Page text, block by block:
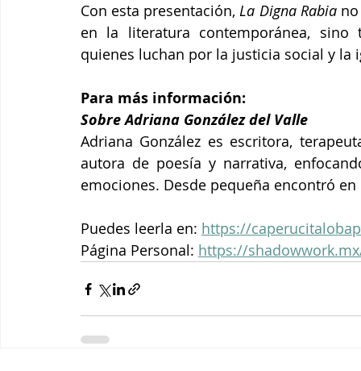
Con esta presentación, La Digna Rabia no
en la literatura contemporánea,
quienes luchan por la justicia social y la
Para más información:
Sobre Adriana González del Valle
Adriana González es escritora,
autora de poesía y narrativa,
emociones. Desde pequeña encontró
Puedes leerla en: https://
Página Personal: https://